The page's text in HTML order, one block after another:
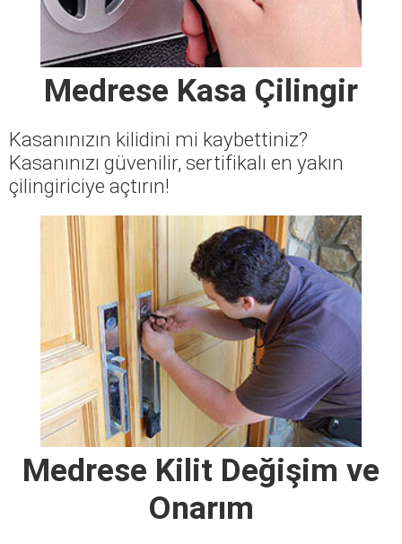
Medrese Kasa Çilingir
Kasanınızın kilidini mi kaybettiniz?
Kasanınızı güvenilir, sertifikalı en yakın
çilingiriciye açtırın!
Medrese Kilit Değişim ve
Onarım